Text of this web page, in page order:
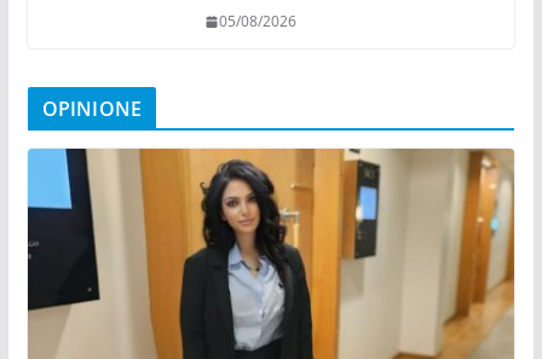
05/08/2026
OPINIONE